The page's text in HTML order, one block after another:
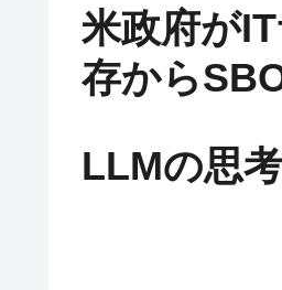
米政府が
存から
LLMの思